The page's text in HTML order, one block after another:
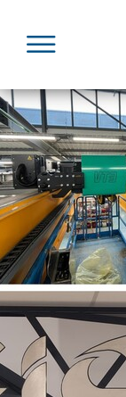
Accueil
CIC ORIO,
ingénierie et
intervient en
et
bâtiment et
Certifications
Engagée